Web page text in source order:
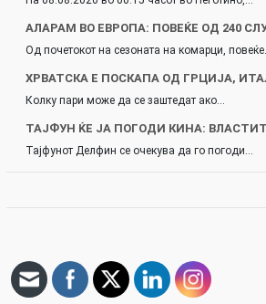
АЛАРАМ ВО ЕВРОПА: ПОВЕЌЕ ОД 240
Од почетокот на сезоната на комарци, повеќе…
ХРВАТСКА Е ПОСКАПА ОД ГРЦИЈА,
Колку пари може да се заштедат ако…
ТАЈФУН ЌЕ ЈА ПОГОДИ КИНА:
Тајфунот Делфин се очекува да го погоди…